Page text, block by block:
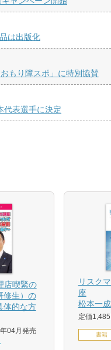
は出版化
もり障スポ」に特別協賛
代表選手に決定
店喫緊の
修生）の
体的な方
04月発売
リスク
座
松本一成
定価1,485
書籍